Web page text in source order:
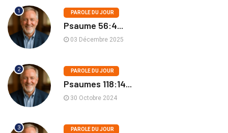
1 PAROLE DU JOUR
Psaume 56:4...
03 Décembre 2025
2 PAROLE DU JOUR
Psaumes 118:14...
30 Octobre 2024
3 PAROLE DU JOUR